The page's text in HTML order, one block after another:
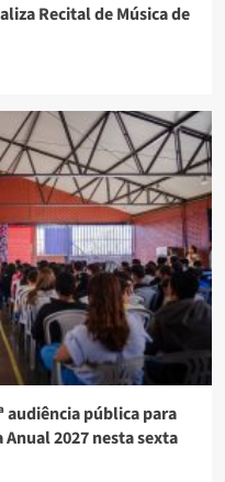
Recital de Música de
audiência pública para
2027 nesta sexta